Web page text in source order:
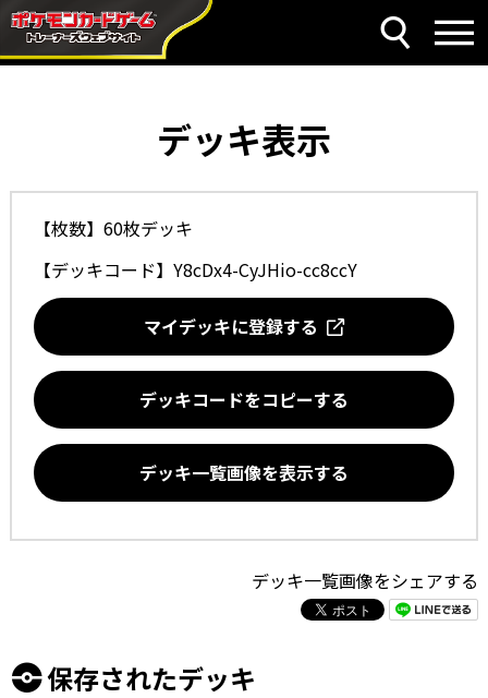
デッキ表示
【枚数】60枚デッキ
【デッキコード】 Y8cDx4-CyJHio-cc8ccY
マイデッキに登録する
デッキコードをコピーする
デッキ一覧画像を表示する
デッキ一覧画像をシェアする
保存されたデッキ